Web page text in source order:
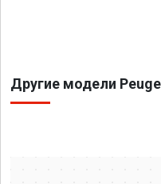
Другие модели